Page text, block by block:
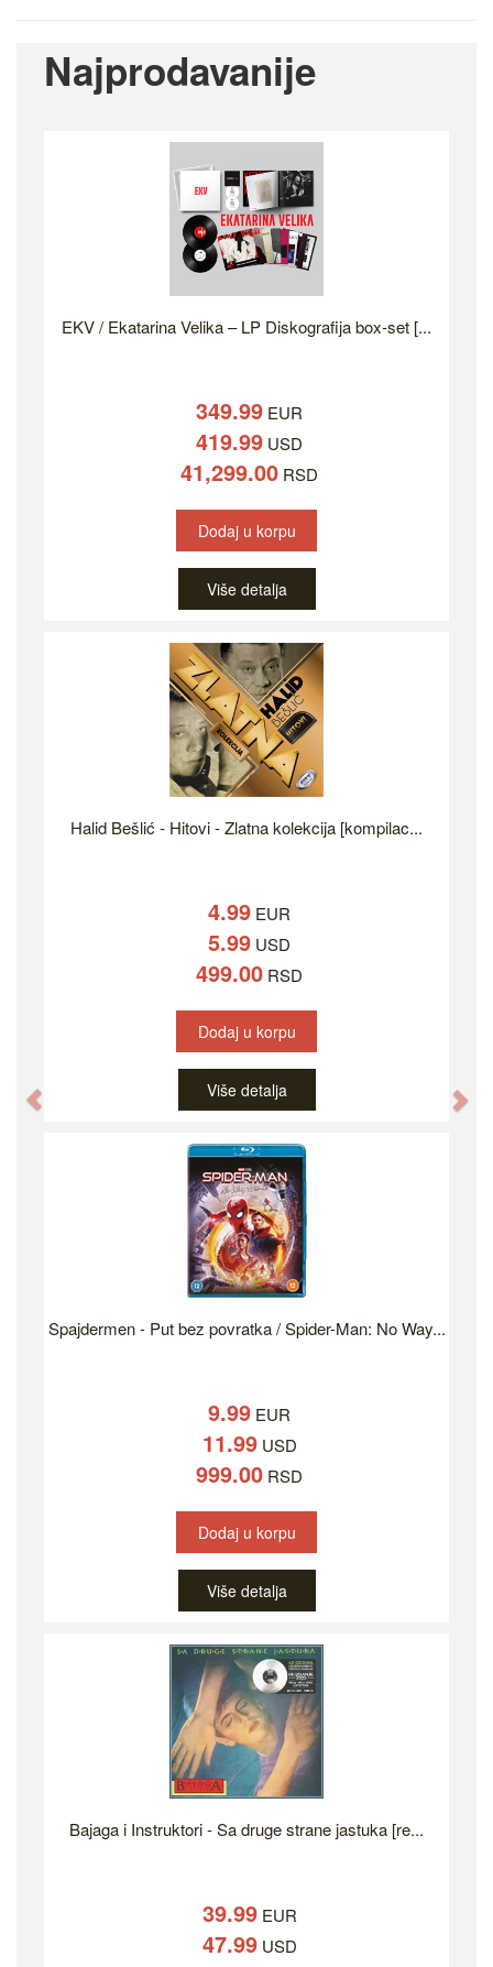
Najprodavanije
EKV / Ekatarina Velika – LP Diskografija box-set [...
349.99 EUR
419.99 USD
41,299.00 RSD
Dodaj u korpu
Više detalja
Halid Bešlić - Hitovi - Zlatna kolekcija [kompilac...
4.99 EUR
5.99 USD
499.00 RSD
Dodaj u korpu
Više detalja
Spajdermen - Put bez povratka / Spider-Man: No Way...
9.99 EUR
11.99USD
999.00 RSD
Dodaj u korpu
Više detalja
Bajaga i Instruktori - Sa druge strane jastuka [re...
39.99EUR
47.99USD